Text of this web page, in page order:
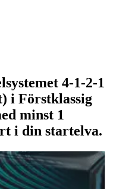
4-1-2-1
i Förstklassig
minst 1
i din startelva.